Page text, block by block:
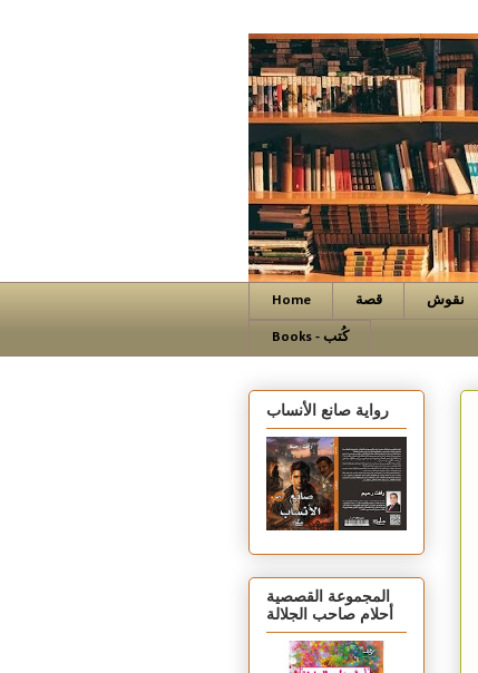
Home قصة نقوش
Books - كُتب
رواية صانع الأنساب
المجموعة القصصية
أحلام صاحب الجلالة